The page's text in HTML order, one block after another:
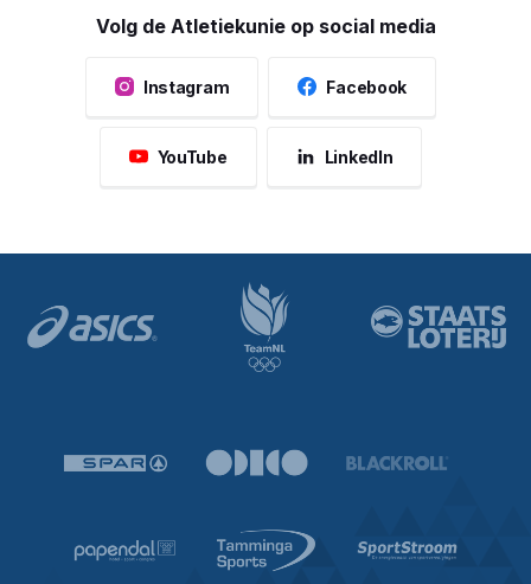
Volg de Atletiekunie op social media
Instagram Facebook
YouTube LinkedIn